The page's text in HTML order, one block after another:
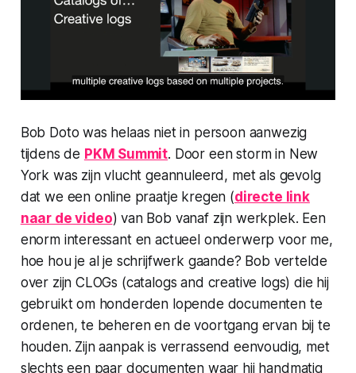
Bob Doto was helaas niet in persoon aanwezig
tijdens de PKM Summit. Door een storm in New
York was zijn vlucht geannuleerd, met als gevolg
dat we een online praatje kregen (directe link
naar de video) van Bob vanaf zijn werkplek. Een
enorm interessant en actueel onderwerp voor me,
hoe hou je al je schrijfwerk gaande? Bob vertelde
over zijn CLOGs (catalogs and creative logs) die hij
gebruikt om honderden lopende documenten te
ordenen, te beheren en de voortgang ervan bij te
houden. Zijn aanpak is verrassend eenvoudig, met
slechts een paar documenten waar hij handmatig